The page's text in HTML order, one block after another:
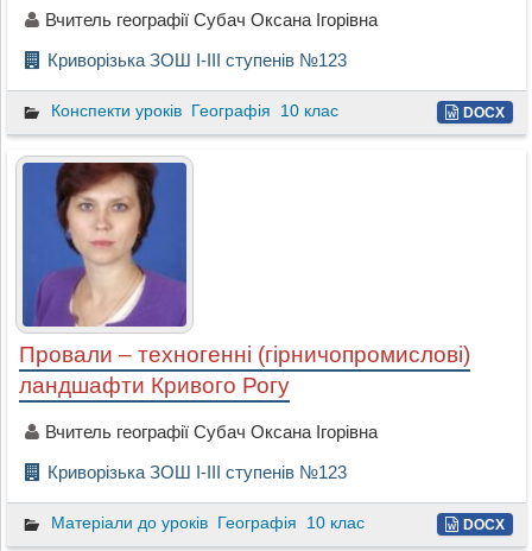
Вчитель географії Субач Оксана Ігорівна
Криворізька ЗОШ І-ІІІ ступенів №123
Конспекти уроків Географія 10 клас DOCX
Провали – техногенні (гірничопромислові)
ландшафти Кривого Рогу
Вчитель географії Субач Оксана Ігорівна
Криворізька ЗОШ І-ІІІ ступенів №123
Матеріали до уроків Географія 10 клас DOCX